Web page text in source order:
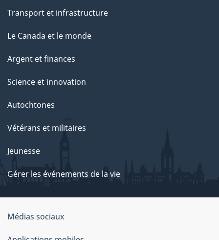
Transport et infrastructure
Le Canada et le monde
Argent et finances
Science et innovation
Autochtones
Vétérans et militaires
Jeunesse
Gérer les événements de la vie
Organisation
du
Médias sociaux